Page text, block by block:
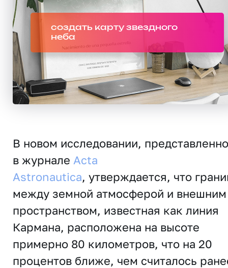
создать карту звездного
неба
В новом исследовании,
в журнале Acta
Astronautica, утверждается, что
между земной атмосферой и внешним
пространством, известная как линия
Кармана, расположена на высоте
примерно 80 километров, что на 20
процентов ближе, чем считалось